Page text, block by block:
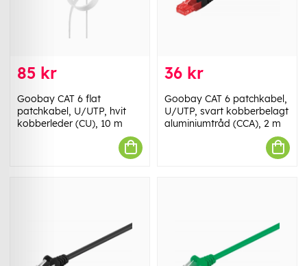
85 kr
Goobay CAT 6 flat
patchkabel, U/UTP, hvit
kobberleder (CU), 10 m
36 kr
Goobay CAT 6 patchkabel,
U/UTP, svart kobberbelagt
aluminiumtråd (CCA), 2 m